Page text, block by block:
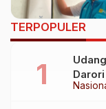
TERPOPULER